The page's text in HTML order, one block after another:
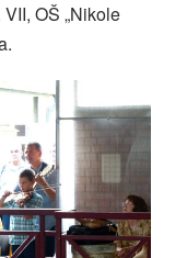
OŠ „Nikole